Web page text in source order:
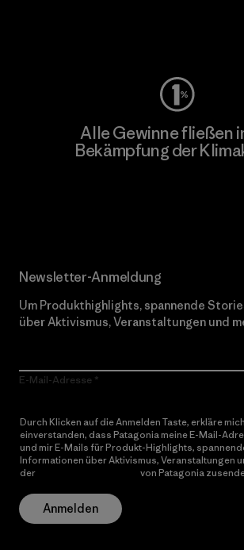
Alle Gewinne fließen
Bekämpfung der
Newsletter-Anmeldung
Um Produkthighlights, spannende
über Aktivismus, Veranstaltungen und
E-Mail-Adresse
Durch Klicken auf die Anmelden Taste, erkläre
einverstanden, dass Patagonia meine E-Mail-
und mir E-Mails für Produkt-Highlights,
Informationen über Aktivismus, Veranstaltungen
der
von Patagonia
Anmelden